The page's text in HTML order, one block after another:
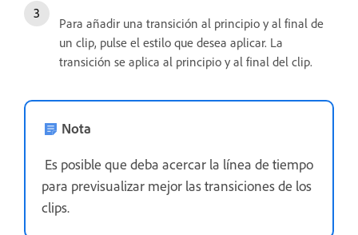
Para añadir una transición al principio y al final de
un clip, pulse el estilo que desea aplicar. La
transición se aplica al principio y al final del clip.
Nota
Es posible que deba acercar la línea de tiempo
para previsualizar mejor las transiciones de los
clips.